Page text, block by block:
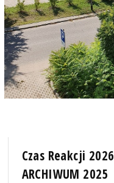
Czas Reakcji 2026
ARCHIWUM 2025